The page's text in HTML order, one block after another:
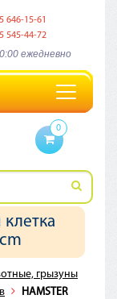
646-15-61
545-44-72
ежедневно
Toggle
navigation
0
клетка
грызуны
HAMSTER